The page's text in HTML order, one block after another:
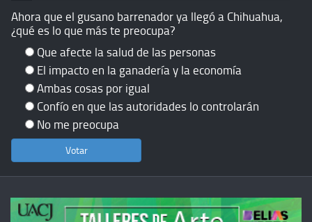
Ahora que el gusano barrenador ya llegó a Chihuahua,
¿qué es lo que más te preocupa?
Que afecte la salud de las personas
El impacto en la ganadería y la economía
Ambas cosas por igual
Confío en que las autoridades lo controlarán
No me preocupa